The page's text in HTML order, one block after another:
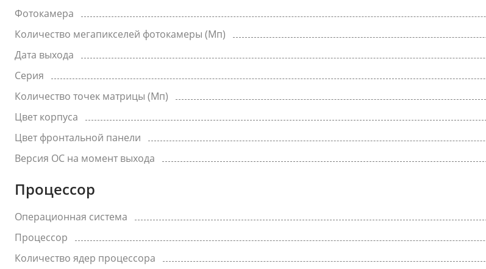
Фотокамера
Количество мегапикселей фотокамеры (Мп)
Дата выхода
Серия
Количество точек матрицы (Мп)
Цвет корпуса
Цвет фронтальной панели
Версия ОС на момент выхода
Процессор
Операционная система
Процессор
Количество ядер процессора